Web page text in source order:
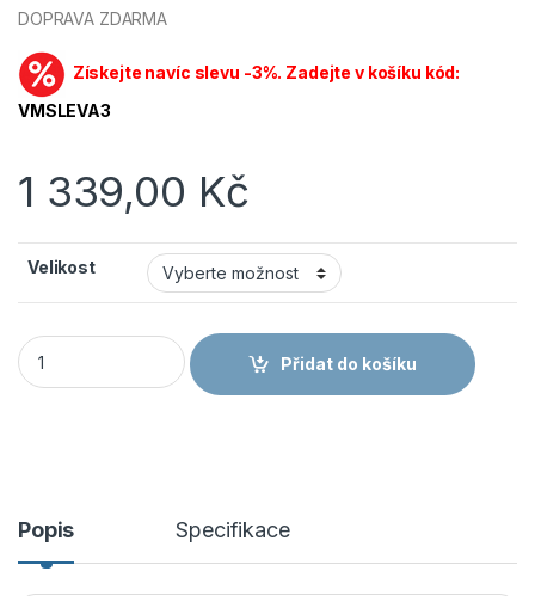
DOPRAVA ZDARMA
Získejte navíc slevu -3%. Zadejte v košíku kód:
VMSLEVA3
1 339,00 Kč
Velikost
VM Footwear obuv MIAMI 5125-S3 polobotka množství
Přidat do košíku
Popis Specifikace